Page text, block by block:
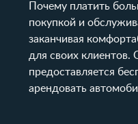
Почему платить
покупкой и
заканчивая
для своих клиентов.
предоставляется
арендовать